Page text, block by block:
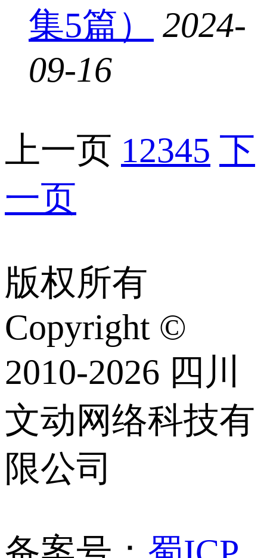
集5篇）
2024-
09-16
上一页 12345 下
一页
版权所有
Copyright ©
2010-2026 四川
文动网络科技有
限公司